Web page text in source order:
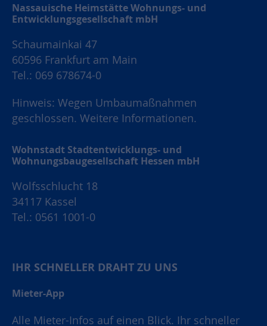
Nassauische Heimstätte Wohnungs- und
Entwicklungsgesellschaft mbH
Schaumainkai 47
60596 Frankfurt am Main
Tel.: 069 678674-0
Hinweis: Wegen Umbaumaßnahmen
geschlossen. Weitere Informationen.
Wohnstadt Stadtentwicklungs- und
Wohnungsbaugesellschaft Hessen mbH
Wolfsschlucht 18
34117 Kassel
Tel.: 0561 1001-0
IHR SCHNELLER DRAHT ZU UNS
Mieter-App
Alle Mieter-Infos auf einen Blick. Ihr schneller